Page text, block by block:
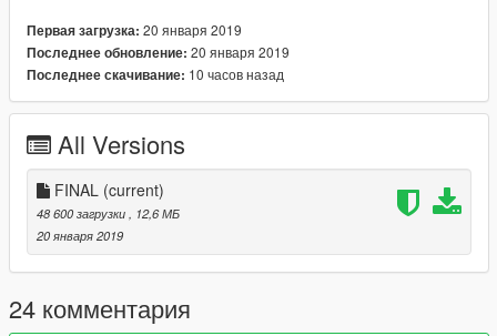
+Fixed side skirt
+Fixed front shovel
+Fixed package
+Simple interior
+No turn signal
+No daylight
+No rearview mirror
+The rear compartment cannot be opened
This car It’s my boring police car.Made in leisure time
don't like the brother of this car,,sorry
Feel free to make
Первая загрузка: 20 января 2019
Последнее обновление: 20 января 2019
Последнее скачивание: 10 часов назад
All Versions
FINAL (current)
48 600 загрузки
, 12,6 МБ
20 января 2019
24 комментария